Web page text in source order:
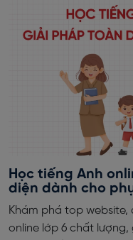
Học tiếng Anh
diện dành cho
Khám phá top
online lớp 6 chất